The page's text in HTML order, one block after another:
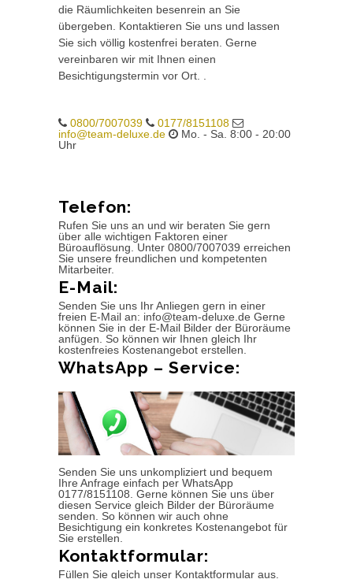
die Räumlichkeiten besenrein an Sie
übergeben. Kontaktieren Sie uns und lassen
Sie sich völlig kostenfrei beraten. Gerne
vereinbaren wir mit Ihnen einen
Besichtigungstermin vor Ort. .
0800/7007039
0177/8151108
info@team-deluxe.de
Mo. - Sa. 8:00 - 20:00
Uhr
Telefon:
Rufen Sie uns an und wir beraten Sie gern
über alle wichtigen Faktoren einer
Büroauflösung. Unter 0800/7007039 erreichen
Sie unsere freundlichen und kompetenten
Mitarbeiter.
E-Mail:
Senden Sie uns Ihr Anliegen gern in einer
freien E-Mail an: info@team-deluxe.de Gerne
können Sie in der E-Mail Bilder der Büroräume
anfügen. So können wir Ihnen gleich Ihr
kostenfreies Kostenangebot erstellen.
WhatsApp – Service:
Senden Sie uns unkompliziert und bequem
Ihre Anfrage einfach per WhatsApp
0177/8151108. Gerne können Sie uns über
diesen Service gleich Bilder der Büroräume
senden. So können wir auch ohne
Besichtigung ein konkretes Kostenangebot für
Sie erstellen.
Kontaktformular:
Füllen Sie gleich unser Kontaktformular aus.